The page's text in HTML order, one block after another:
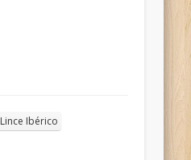
Lince Ibérico